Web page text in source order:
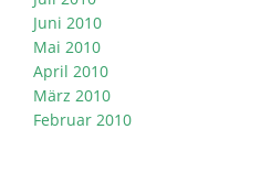
Juni 2010
Mai 2010
April 2010
März 2010
Februar 2010